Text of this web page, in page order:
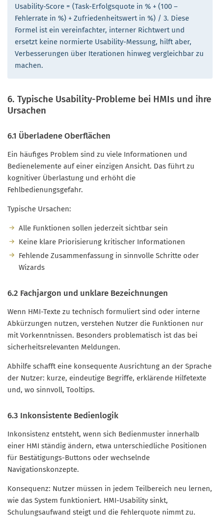
Usability-Score = (Task-Erfolgsquote in % + (100 –
Fehlerrate in %) + Zufriedenheitswert in %) / 3. Diese
Formel ist ein vereinfachter, interner Richtwert und
ersetzt keine normierte Usability-Messung, hilft aber,
Verbesserungen über Iterationen hinweg vergleichbar zu
machen.
6. Typische Usability-Probleme bei HMIs und ihre
Ursachen
6.1 Überladene Oberflächen
Ein häufiges Problem sind zu viele Informationen und
Bedienelemente auf einer einzigen Ansicht. Das führt zu
kognitiver Überlastung und erhöht die
Fehlbedienungsgefahr.
Typische Ursachen:
Alle Funktionen sollen jederzeit sichtbar sein
Keine klare Priorisierung kritischer Informationen
Fehlende Zusammenfassung in sinnvolle Schritte oder
Wizards
6.2 Fachjargon und unklare Bezeichnungen
Wenn HMI-Texte zu technisch formuliert sind oder interne
Abkürzungen nutzen, verstehen Nutzer die Funktionen nur
mit Vorkenntnissen. Besonders problematisch ist das bei
sicherheitsrelevanten Meldungen.
Abhilfe schafft eine konsequente Ausrichtung an der Sprache
der Nutzer: kurze, eindeutige Begriffe, erklärende Hilfetexte
und, wo sinnvoll, Tooltips.
6.3 Inkonsistente Bedienlogik
Inkonsistenz entsteht, wenn sich Bedienmuster innerhalb
einer HMI ständig ändern, etwa unterschiedliche Positionen
für Bestätigungs-Buttons oder wechselnde
Navigationskonzepte.
Konsequenz: Nutzer müssen in jedem Teilbereich neu lernen,
wie das System funktioniert. HMI-Usability sinkt,
Schulungsaufwand steigt und die Fehlerquote nimmt zu.